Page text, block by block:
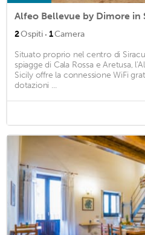
Alfeo Bellevue by Dimore in
2Ospiti · 1Camera
Situato proprio nel centro di
spiagge di Cala Rossa e Aretusa,
Sicily offre la connessione WiFi
dotazioni ...